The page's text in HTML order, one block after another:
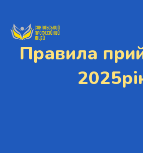
Правила